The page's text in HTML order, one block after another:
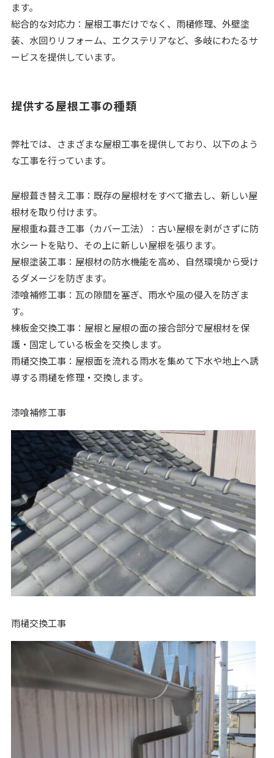
ます。
総合的な対応力：屋根工事だけでなく、雨樋修理、外壁塗
装、水回りリフォーム、エクステリアなど、多岐にわたるサ
ービスを提供しています。
提供する屋根工事の種類
弊社では、さまざまな屋根工事を提供しており、以下のよう
な工事を行っています。
屋根葺き替え工事：既存の屋根材をすべて撤去し、新しい屋
根材を取り付けます。
屋根重ね葺き工事（カバー工法）：古い屋根を剥がさずに防
水シートを貼り、その上に新しい屋根を張ります。
屋根塗装工事：屋根材の防水機能を高め、自然環境から受け
るダメージを防ぎます。
漆喰補修工事：瓦の隙間を塞ぎ、雨水や風の侵入を防ぎま
す。
棟板金交換工事：屋根と屋根の面の接合部分で屋根材を保
護・固定している板金を交換します。
雨樋交換工事：屋根面を流れる雨水を集めて下水や地上へ誘
導する雨樋を修理・交換します。
漆喰補修工事
雨樋交換工事